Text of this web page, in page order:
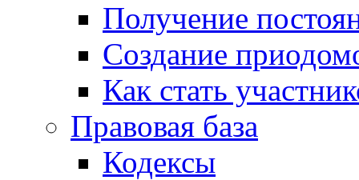
Получение
Создание
Как стать
Правовая база
Кодексы